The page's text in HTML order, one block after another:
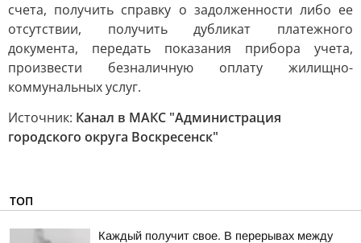
счета, получить справку о задолженности либо ее
отсутствии, получить дубликат платежного
документа, передать показания прибора учета,
произвести безналичную оплату жилищно-
коммунальных услуг.
Источник: Канал в МАКС "Администрация
городского округа Воскресенск"
ТОП
Каждый получит свое. В перерывах между